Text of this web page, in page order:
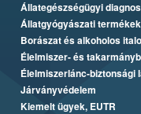
Állategészségügyi
Állatgyógyászati termékek
Borászat és alkoholos
Élelmiszer- és
Élelmiszerlánc-biztonsági
Járványvédelem
Kiemelt ügyek, EUTR